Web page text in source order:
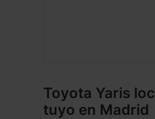
Toyota Yaris
tuyo en Madrid